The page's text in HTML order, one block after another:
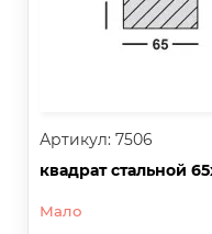
Артикул: 7506
квадрат стальной
Мало